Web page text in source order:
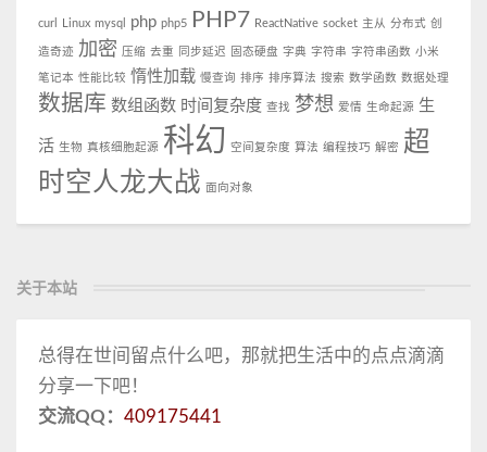
curl Linux mysql php php5 PHP7 ReactNative socket 主从 分布式 创
造奇迹 加密 压缩 去重 同步延迟 固态硬盘 字典 字符串 字符串函数 小米
笔记本 性能比较 惰性加载 慢查询 排序 排序算法 搜索 数学函数 数据处理
数据库 数组函数 时间复杂度 查找 梦想 爱情 生命起源 生
活 生物 真核细胞起源 科幻 空间复杂度 算法 编程技巧 解密 超
时空人龙大战 面向对象
关于本站
总得在世间留点什么吧，那就把生活中的点点滴滴
分享一下吧！
交流QQ： 409175441